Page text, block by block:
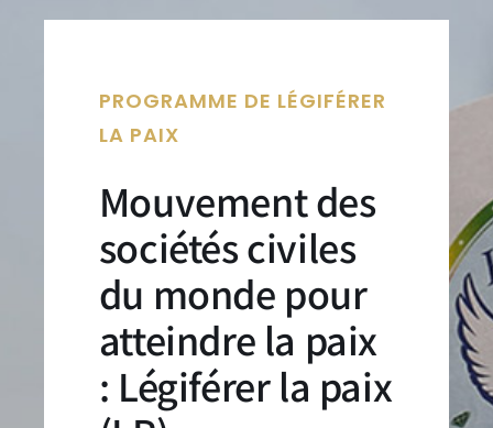
PROGRAMME DE LÉGIFÉRER
LA PAIX
Mouvement des
sociétés civiles
du monde pour
atteindre la paix
: Légiférer la paix